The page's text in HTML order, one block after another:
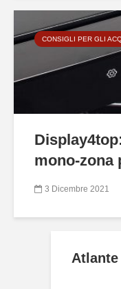
CONSIGLI PER GLI
mono-zona
3 Dicembre 2021